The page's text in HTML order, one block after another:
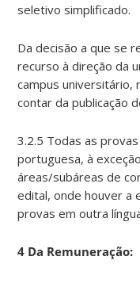
seletivo simplificado.
Da decisão a que se
recurso à direção da
campus universitário,
contar da publicação
3.2.5 Todas as
portuguesa, à
áreas/subáreas de
edital, onde houver a
provas em outra
4 Da Remuneração: